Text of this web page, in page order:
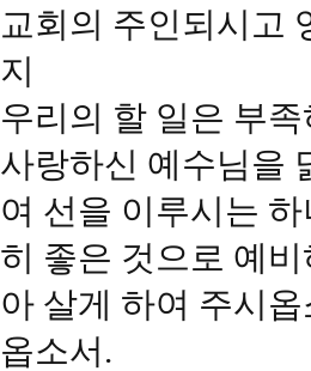
교회의 주인되시고
지
우리의 할 일은 부
사랑하신 예수님을
여 선을 이루시는
히 좋은 것으로 예
아 살게 하여 주시
옵소서.